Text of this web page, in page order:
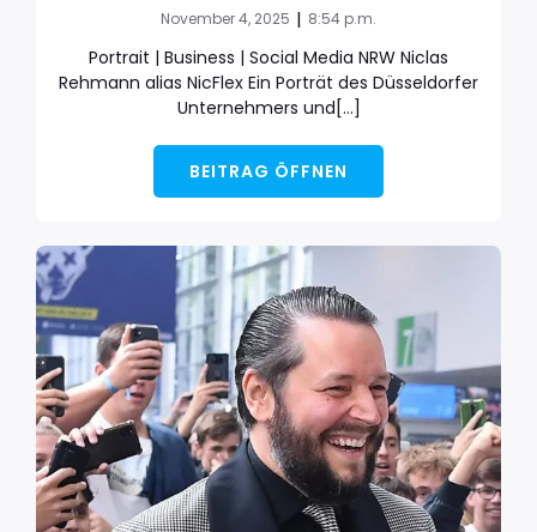
November 4, 2025 | 8:54 p.m.
Portrait | Business | Social Media NRW Niclas
Rehmann alias NicFlex Ein Porträt des Düsseldorfer
Unternehmers und[…]
BEITRAG ÖFFNEN